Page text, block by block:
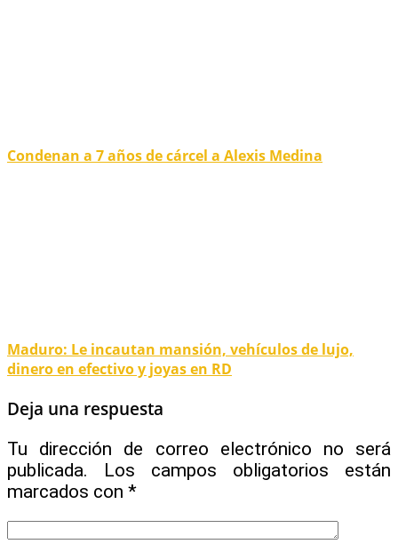
Condenan a 7 años de cárcel a Alexis Medina
Maduro: Le incautan mansión, vehículos de lujo,
dinero en efectivo y joyas en RD
Deja una respuesta
Tu dirección de correo electrónico no será
publicada.
Los campos obligatorios están
marcados con *